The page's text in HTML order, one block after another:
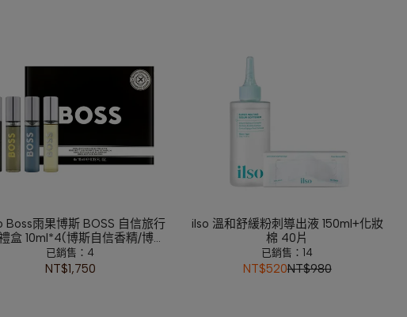
Boss雨果博斯 BOSS 自信旅行
盒 10ml*4(博斯自信香精/博斯
香水/博斯自信淡香精/自信無
限淡香精)
已銷售：4
NT$1,750
ilso 溫和舒緩粉刺導出液 150ml+化妝
棉 40片
已銷售：14
NT$520NT$980